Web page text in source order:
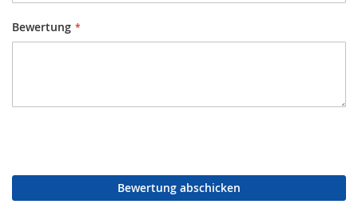
Bewertung
Bewertung abschicken